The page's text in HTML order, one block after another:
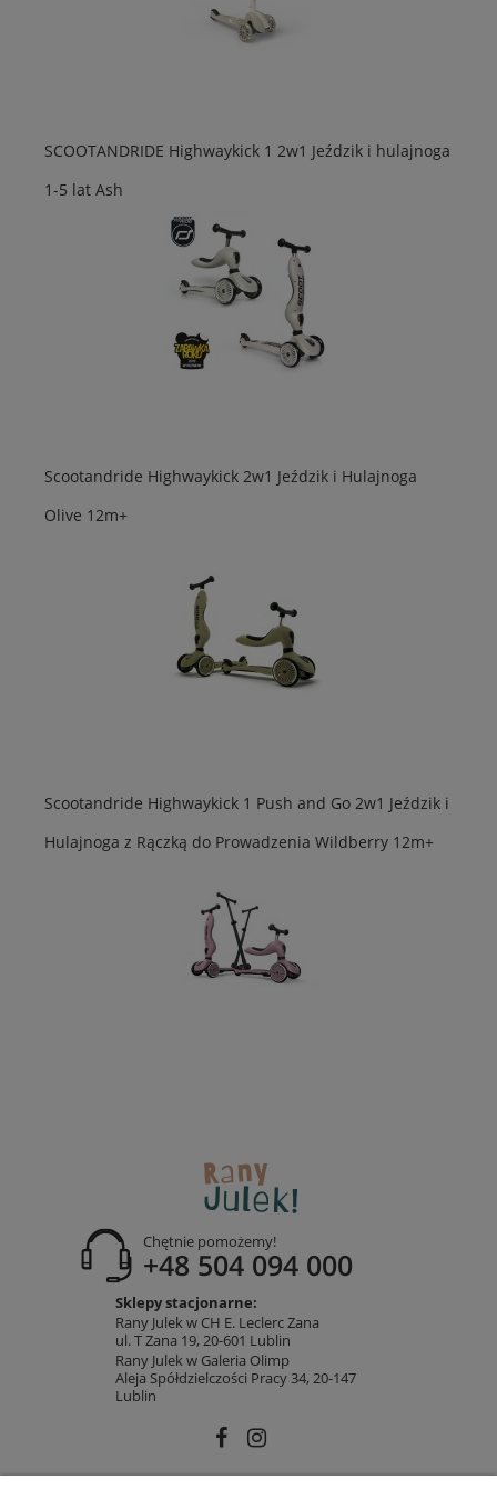
SCOOTANDRIDE Highwaykick 1 2w1 Jeździk i hulajnoga
1-5 lat Ash
Scootandride Highwaykick 2w1 Jeździk i Hulajnoga
Olive 12m+
Scootandride Highwaykick 1 Push and Go 2w1 Jeździk i
Hulajnoga z Rączką do Prowadzenia Wildberry 12m+
Chętnie pomożemy!
+48 504 094 000
Sklepy stacjonarne:
Rany Julek w CH E. Leclerc Zana
ul. T Zana 19, 20-601 Lublin
Rany Julek w Galeria Olimp
Aleja Spółdzielczości Pracy 34, 20-147
Lublin